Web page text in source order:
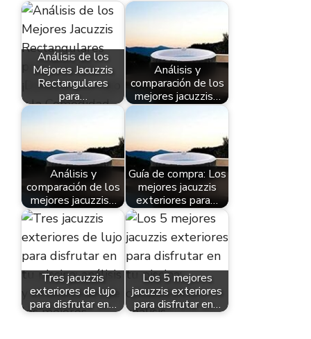
Análisis de los
Mejores Jacuzzis
Rectangulares
para…
Análisis y
comparación de los
mejores jacuzzis…
Análisis y
comparación de los
mejores jacuzzis…
Guía de compra: Los
mejores jacuzzis
exteriores para…
Tres jacuzzis
exteriores de lujo
para disfrutar en…
Los 5 mejores
jacuzzis exteriores
para disfrutar en…